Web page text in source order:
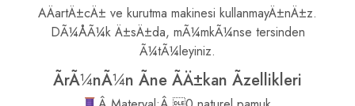
AÄartÄ±cÄ± ve kurutma makinesi kullanmayÄ±nÄ±z.
DÃ¼ÅÃ¼k Ä±sÄ±da, mÃ¼mkÃ¼nse tersinden
Ã¼tÃ¼leyiniz.
ÃrÃ¼nÃ¼n Ãne ÃÄ±kan Ãzellikleri